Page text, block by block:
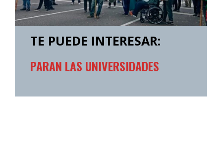
TE PUEDE INTERESAR:
PARAN LAS UNIVERSIDADES